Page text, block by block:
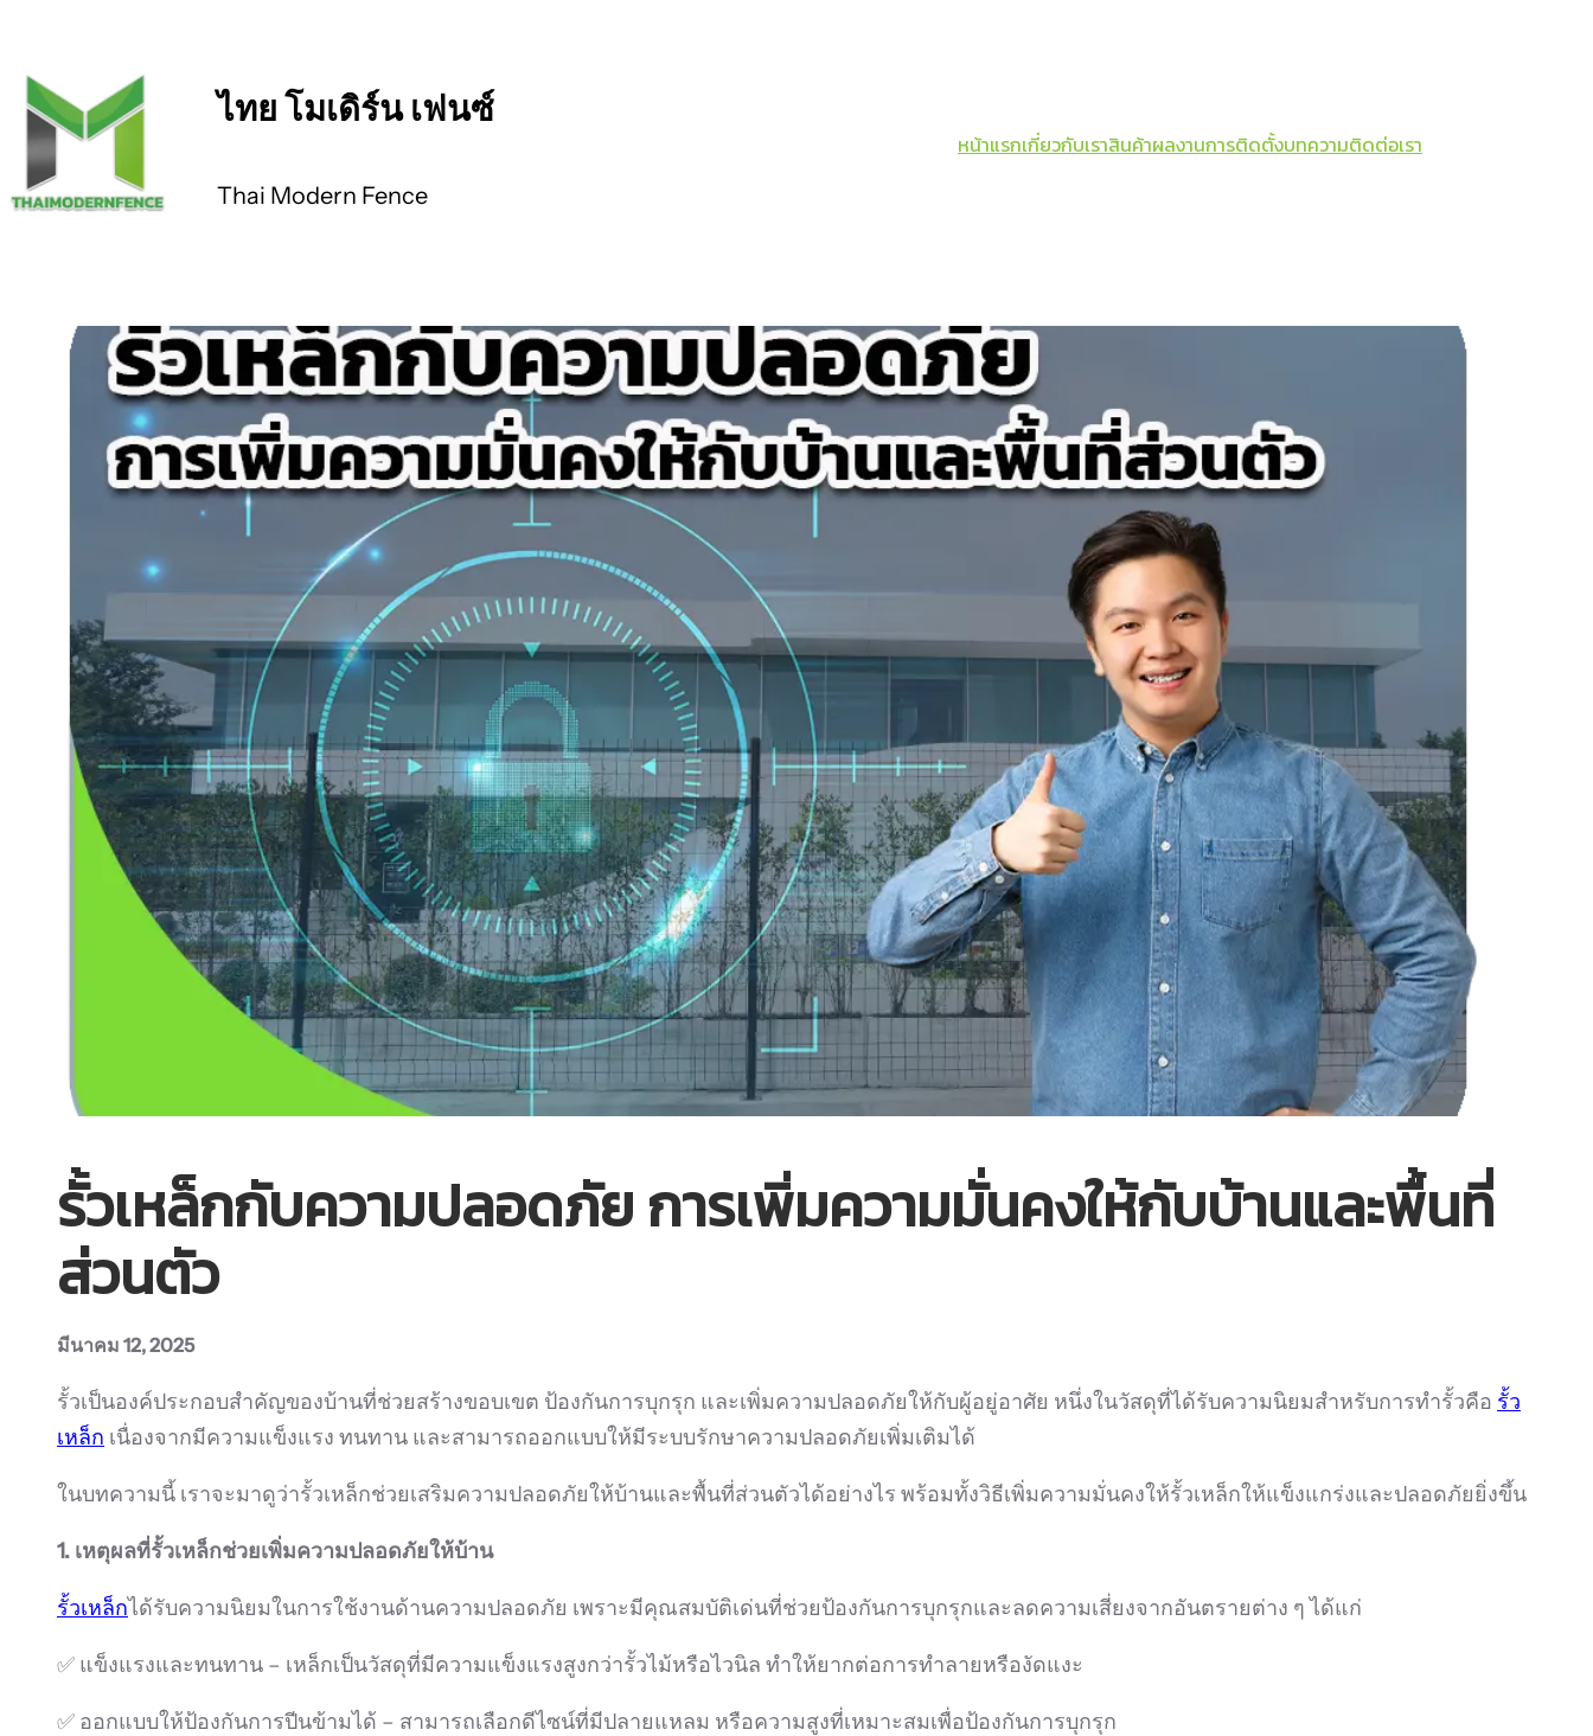
ยัง
เนื้อหา
ไทย โมเดิร์น เฟนซ์
Thai Modern Fence
หน้าแรกเกี่ยวกับเราสินค้าผลงานการติดตั้งบทความติดต่อเรา
รั้วเหล็กกับความปลอดภัย การเพิ่มความมั่นคงให้กับบ้านและพื้นที่
ส่วนตัว
มีนาคม 12, 2025
รั้วเป็นองค์ประกอบสำคัญของบ้านที่ช่วยสร้างขอบเขต ป้องกันการบุกรุก และเพิ่มความปลอดภัยให้กับผู้อยู่อาศัย หนึ่งในวัสดุที่ได้รับความนิยมสำหรับการทำรั้วคือ รั้ว
เหล็ก เนื่องจากมีความแข็งแรง ทนทาน และสามารถออกแบบให้มีระบบรักษาความปลอดภัยเพิ่มเติมได้
ในบทความนี้ เราจะมาดูว่ารั้วเหล็กช่วยเสริมความปลอดภัยให้บ้านและพื้นที่ส่วนตัวได้อย่างไร พร้อมทั้งวิธีเพิ่มความมั่นคงให้รั้วเหล็กให้แข็งแกร่งและปลอดภัยยิ่งขึ้น
1. เหตุผลที่รั้วเหล็กช่วยเพิ่มความปลอดภัยให้บ้าน
รั้วเหล็กได้รับความนิยมในการใช้งานด้านความปลอดภัย เพราะมีคุณสมบัติเด่นที่ช่วยป้องกันการบุกรุกและลดความเสี่ยงจากอันตรายต่าง ๆ ได้แก่
✅ แข็งแรงและทนทาน – เหล็กเป็นวัสดุที่มีความแข็งแรงสูงกว่ารั้วไม้หรือไวนิล ทำให้ยากต่อการทำลายหรืองัดแงะ
✅ ออกแบบให้ป้องกันการปีนข้ามได้ – สามารถเลือกดีไซน์ที่มีปลายแหลม หรือความสูงที่เหมาะสมเพื่อป้องกันการบุกรุก